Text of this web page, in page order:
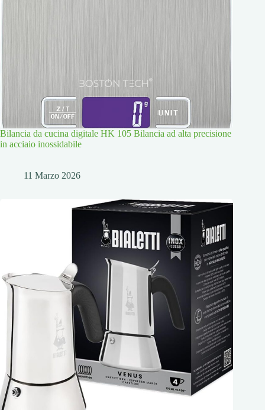
Bilancia da cucina digitale HK 105 Bilancia ad alta precisione
in acciaio inossidabile
11 Marzo 2026